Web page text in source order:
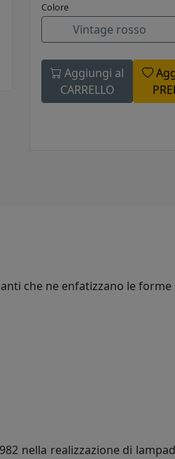
Colore
Vintage rosso
Aggiungi al
CARRELLO
che ne enfatizzano le
nella realizzazione di